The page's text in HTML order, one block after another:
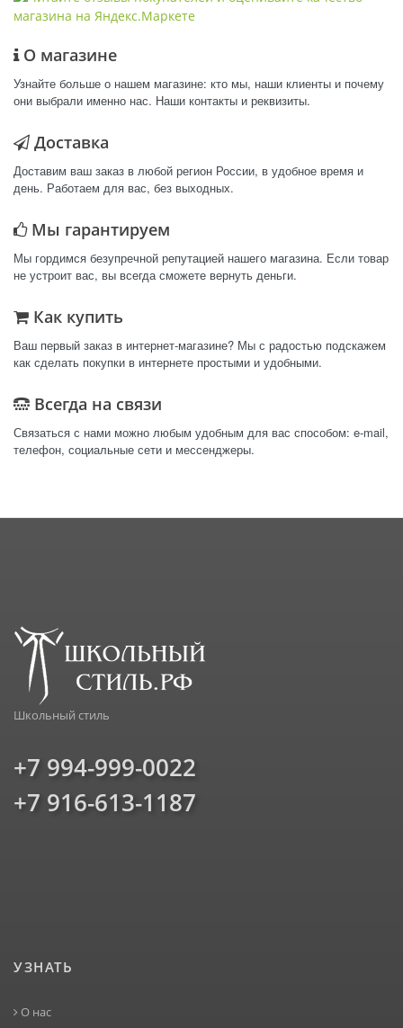
О магазине
Узнайте больше о нашем магазине: кто мы, наши клиенты и почему
они выбрали именно нас. Наши контакты и реквизиты.
Доставка
Доставим ваш заказ в любой регион России, в удобное время и
день. Работаем для вас, без выходных.
Мы гарантируем
Мы гордимся безупречной репутацией нашего магазина. Если товар
не устроит вас, вы всегда сможете вернуть деньги.
Как купить
Ваш первый заказ в интернет-магазине? Мы с радостью подскажем
как сделать покупки в интернете простыми и удобными.
Всегда на связи
Связаться с нами можно любым удобным для вас способом: e-mail,
телефон, социальные сети и мессенджеры.
Школьный стиль
+7 994-999-0022
+7 916-613-1187
УЗНАТЬ
О нас